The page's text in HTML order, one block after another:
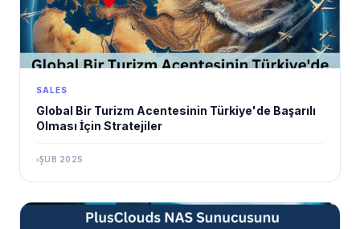
SALES
Global Bir Turizm Acentesinin Türkiye'de Başarılı
Olması İçin Stratejiler
ŞUB 2025